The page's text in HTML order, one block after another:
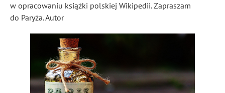
w opracowaniu książki polskiej Wikipedii. Zapraszam
do Paryża. Autor